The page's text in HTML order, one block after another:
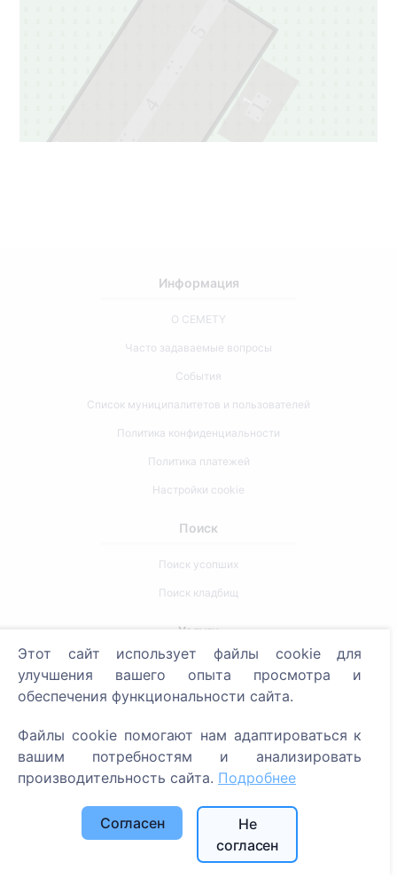
3
Информация
О CEMETY
Часто задаваемые вопросы
События
Список муниципалитетов и пользователей
Политика конфиденциальности
Политика платежей
Настройки cookie
Поиск
Поиск усопших
Поиск кладбищ
Услуги
Контакты
SIA "CEMETY", LV40103618951
371 29144816
info@cemety.lv
Мы работаем по всей стране!
Этот сайт использует файлы cookie для
улучшения вашего опыта просмотра и
обеспечения функциональности сайта.
Файлы cookie помогают нам адаптироваться к
вашим потребностям и анализировать
производительность сайта. Подробнее
Согласен
Не
согласен